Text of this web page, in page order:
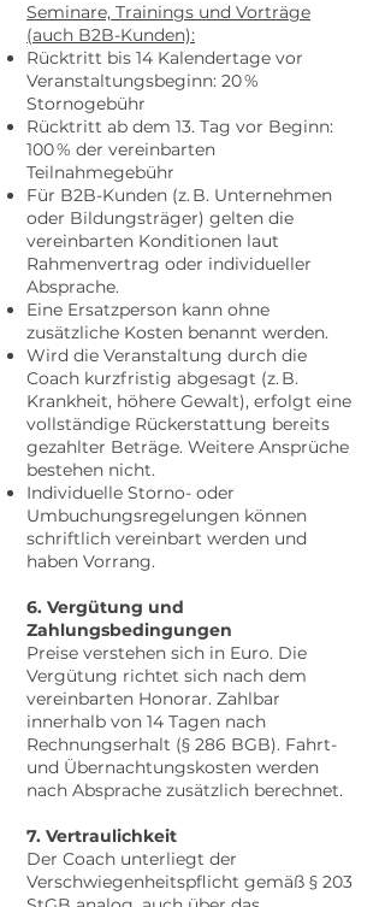
Seminare, Trainings und Vorträge
(auch B2B-Kunden):
Rücktritt bis 14 Kalendertage vor
Veranstaltungsbeginn: 20 %
Stornogebühr
Rücktritt ab dem 13. Tag vor Beginn:
100 % der vereinbarten
Teilnahmegebühr
Für B2B-Kunden (z. B. Unternehmen
oder Bildungsträger) gelten die
vereinbarten Konditionen laut
Rahmenvertrag oder individueller
Absprache.
Eine Ersatzperson kann ohne
zusätzliche Kosten benannt werden.
Wird die Veranstaltung durch die
Coach kurzfristig abgesagt (z. B.
Krankheit, höhere Gewalt), erfolgt eine
vollständige Rückerstattung bereits
gezahlter Beträge. Weitere Ansprüche
bestehen nicht.
Individuelle Storno- oder
Umbuchungsregelungen können
schriftlich vereinbart werden und
haben Vorrang.
6. Vergütung und
Zahlungsbedingungen
Preise verstehen sich in Euro. Die
Vergütung richtet sich nach dem
vereinbarten Honorar. Zahlbar
innerhalb von 14 Tagen nach
Rechnungserhalt (§ 286 BGB). Fahrt-
und Übernachtungskosten werden
nach Absprache zusätzlich berechnet.
7. Vertraulichkeit
Der Coach unterliegt der
Verschwiegenheitspflicht gemäß § 203